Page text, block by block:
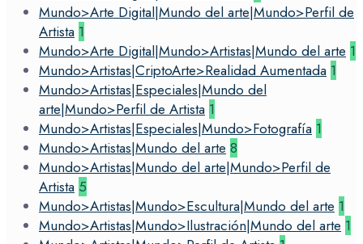
Mundo>Arte Digital|Mundo del arte|Mundo>Perfil de
Artista 1
Mundo>Arte Digital|Mundo>Artistas|Mundo del arte 1
Mundo>Artistas|CriptoArte>Realidad Aumentada 1
Mundo>Artistas|Especiales|Mundo del
arte|Mundo>Perfil de Artista 1
Mundo>Artistas|Especiales|Mundo>Fotografía 1
Mundo>Artistas|Mundo del arte 8
Mundo>Artistas|Mundo del arte|Mundo>Perfil de
Artista 5
Mundo>Artistas|Mundo>Escultura|Mundo del arte 1
Mundo>Artistas|Mundo>Ilustración|Mundo del arte 1